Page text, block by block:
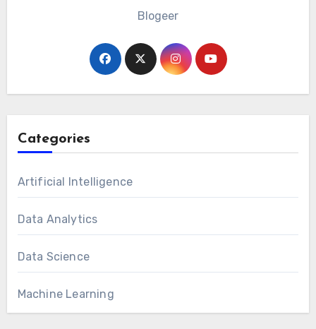
Blogeer
Categories
Artificial Intelligence
Data Analytics
Data Science
Machine Learning